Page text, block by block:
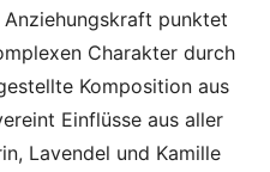
punktet
Charakter durch
Komposition aus
Einflüsse aus aller
Lavendel und Kamille